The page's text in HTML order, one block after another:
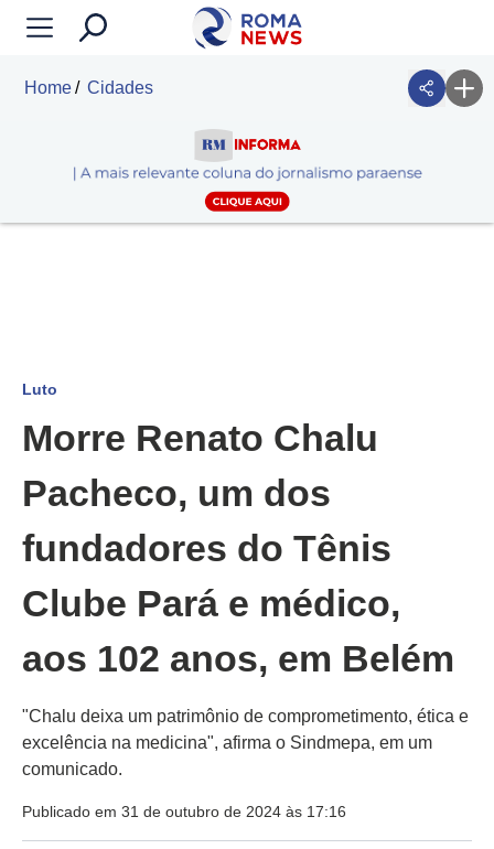
Home Cidades
Luto
Morre Renato Chalu
Pacheco, um dos
fundadores do Tênis
Clube Pará e médico,
aos 102 anos, em Belém
"Chalu deixa um patrimônio de comprometimento, ética e
excelência na medicina", afirma o Sindmepa, em um
comunicado.
Publicado em 31 de outubro de 2024 às 17:16